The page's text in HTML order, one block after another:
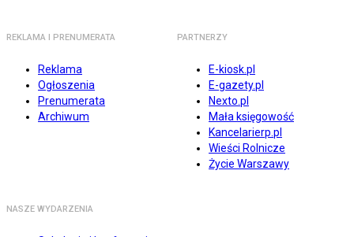
REKLAMA I PRENUMERATA
Reklama
Ogłoszenia
Prenumerata
Archiwum
PARTNERZY
E-kiosk.pl
E-gazety.pl
Nexto.pl
Mała księgowość
Kancelarierp.pl
Wieści Rolnicze
Życie Warszawy
NASZE WYDARZENIA